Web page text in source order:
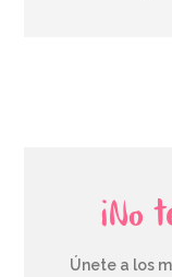
¡No
Únete a los